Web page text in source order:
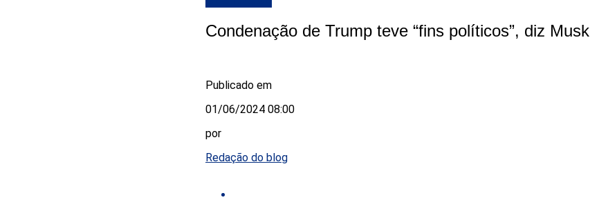
Condenação de Trump teve “fins políticos”, diz Musk
Publicado em
01/06/2024 08:00
por
Redação do blog